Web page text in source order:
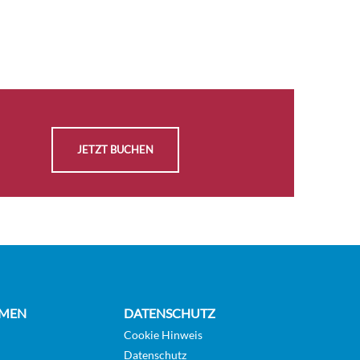
Auf
Anfrage
ANFRAGEN
KABINE
JETZT BUCHEN
DATENSCHUTZ
Cookie Hinweis
Datenschutz